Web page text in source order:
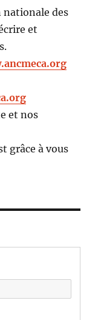
nationale des
et
et nos
grâce à vous